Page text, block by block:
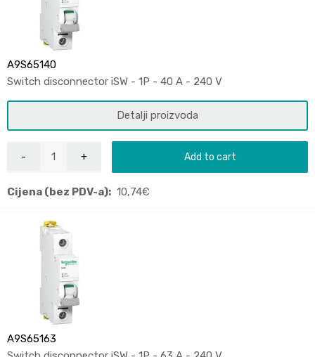
A9S65140
Switch disconnector iSW - 1P - 40 A - 240 V
Detalji proizvoda
Add to cart
Cijena (bez PDV-a): 10,74€
A9S65163